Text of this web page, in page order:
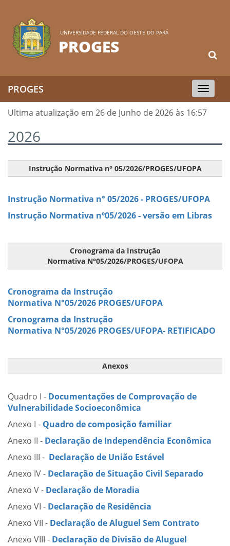
UNIVERSIDADE FEDERAL DO OESTE DO PARÁ
PROGES
Toggle
navigation
PROGES
Ultima atualização em 26 de Junho de 2026 às 16:57
2026
Instrução Normativa n° 05/2026/PROGES/UFOPA
Instrução Normativa n° 05/2026 - PROGES/UFOPA
Instrução Normativa nº05/2026 - versão em Libras
Cronograma da Instrução
Normativa N°05/2026/PROGES/UFOPA
Cronograma da Instrução
Normativa N°05/2026 PROGES/UFOPA
Cronograma da Instrução
Normativa N°05/2026 PROGES/UFOPA- RETIFICADO
Anexos
Quadro I - Documentações de Comprovação de
Vulnerabilidade Socioeconômica
Anexo I - Quadro de composição familiar
Anexo II - Declaração de Independência Econômica
Anexo III - Declaração de União Estável
Anexo IV - Declaração de Situação Civil Separado
Anexo V - Declaração de Moradia
Anexo VI - Declaração de Residência
Anexo VII - Declaração de Aluguel Sem Contrato
Anexo VIII - Declaração de Divisão de Aluguel